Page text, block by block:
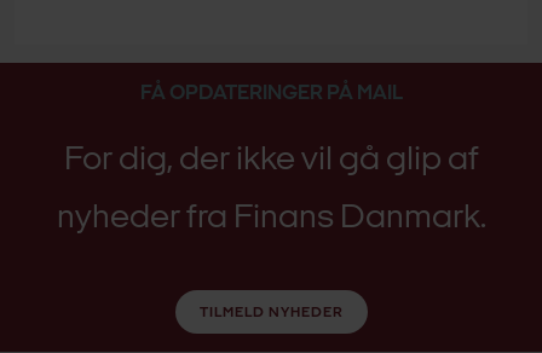
FÅ OPDATERINGER PÅ MAIL
For dig, der ikke vil gå glip af
nyheder fra Finans Danmark.
TILMELD NYHEDER